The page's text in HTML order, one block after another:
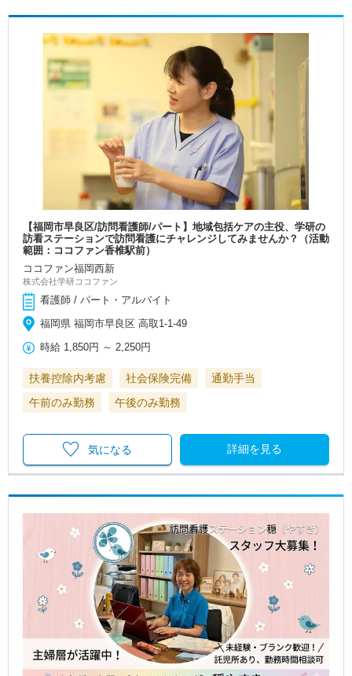
【福岡市早良区/訪問看護師/パート】地域包括ケアの主役、学研の
訪看ステーションで訪問看護にチャレンジしてみませんか？（活動
範囲：ココファン香椎駅前）
ココファン福岡西新
株式会社学研ココファン
看護師 / パート・アルバイト
福岡県 福岡市早良区 高取1-1-49
時給 1,850円 ～2,250円
扶養控除内考慮 社会保険完備
通勤手当
午前のみ勤務
午後のみ勤務
詳細を見る
気になる